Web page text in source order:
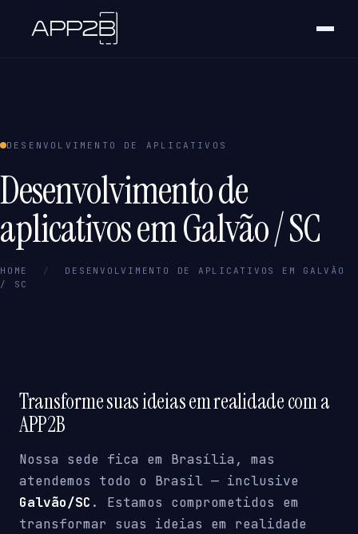
DESENVOLVIMENTO DE APLICATIVOS
Desenvolvimento de
aplicativos em Galvão / SC
HOME /
DESENVOLVIMENTO DE APLICATIVOS EM GALVÃO
/ SC
Transforme suas ideias em realidade com a
APP2B
Nossa sede fica em Brasília, mas
atendemos todo o Brasil — inclusive
Galvão/SC . Estamos comprometidos em
transformar suas ideias em realidade